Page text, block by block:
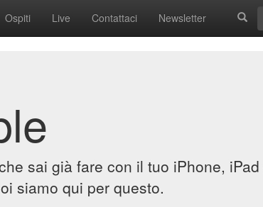
Ospiti Live Contattaci Newsletter
sai già fare con il tuo iPhone,
siamo qui per questo.